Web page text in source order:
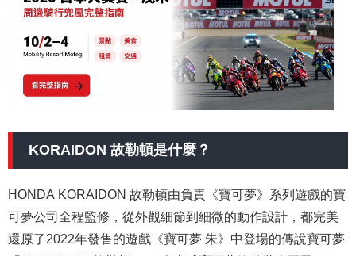
KORAIDON 故勒頓是什麼？
HONDA KORAIDON 故勒頓由負責《寶可夢》系列遊戲的寶
可夢公司全程監修，從外觀細節到細微的動作設計，都完美
還原了2022年發售的遊戲《寶可夢 朱》中登場的傳說寶可夢